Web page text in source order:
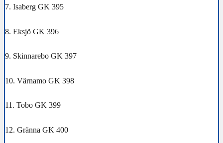
7. Isaberg GK 395
8. Eksjö GK 396
9. Skinnarebo GK 397
10. Värnamo GK 398
11. Tobo GK 399
12. Gränna GK 400